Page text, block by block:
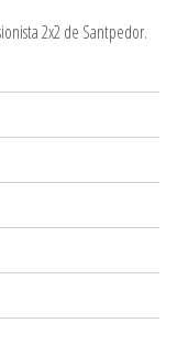
2x2 de Santpedor.